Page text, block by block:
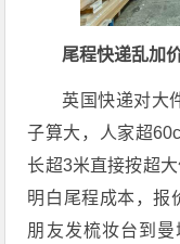
尾程快递乱加
英国快递对大
子算大，人家超
长超3米直接按超
明白尾程成本，报
朋友发梳妆台到